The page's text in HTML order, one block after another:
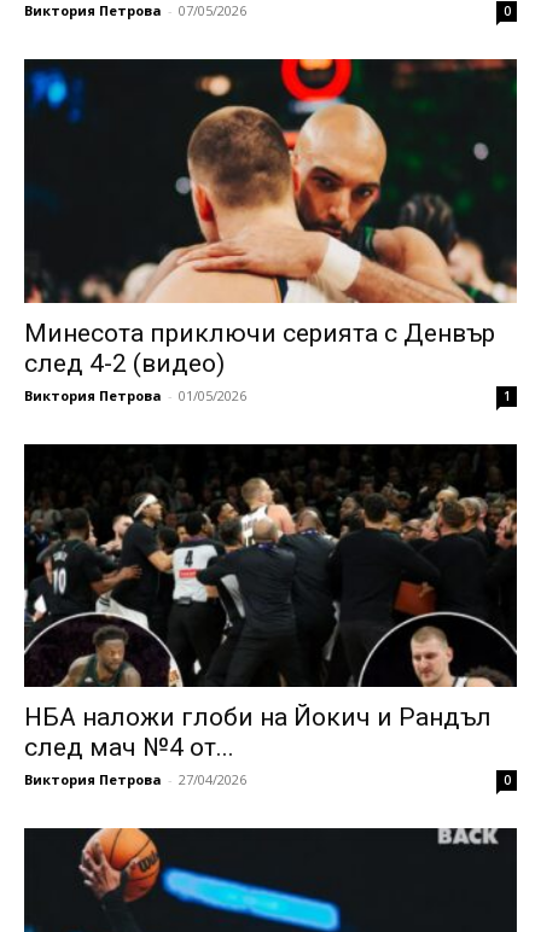
Виктория Петрова - 07/05/2026 0
Минесота приключи серията с Денвър
след 4-2 (видео)
Виктория Петрова - 01/05/2026 1
НБА наложи глоби на Йокич и Рандъл
след мач №4 от...
Виктория Петрова - 27/04/2026 0